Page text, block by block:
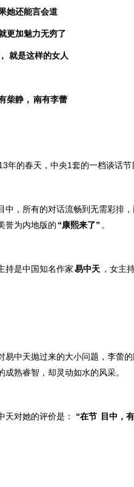
她还能言会道
更加魅力无穷了
就是这样的女人
柴静， 南有李蕾
年的春天，中央1套的一档谈话
中，所有的对话流畅到无需彩排
誉为内地版的 “康熙来了” 。
持是中国知名作家易中天 ，女主
易中天抛过来的大小问题，李蕾
成熟睿智，却灵动如水的风采。
天对她的评价是： “在节 目中，